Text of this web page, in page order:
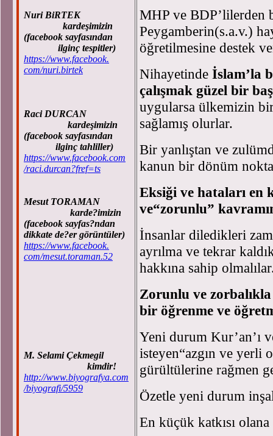
Nuri BiRTEK
kardeşimizin
(facebook sayfasından
ilginç tespitler)
https://www.facebook.
com/nuri.birtek
Raci DURCAN
kardeşimizin
(facebook sayfasından
ilginç tahliller)
https://www.facebook.com
/raci.durcan?fref=ts
Mesut TORAMAN
karde?imizin
(facebook sayfas?ndan
dikkate de?er görüntüler)
https://www.facebook.
com/mesut.toraman.52
M. Selami Çekmegil
kimdir!
http://www.biyografya.com
/biyografi/5959
MHP ve BDP’lilerden
Peygamberin(s.a.v.)
öğretilmesine destek
Nihayetinde İslam’la
çalışmak güzel bir
uygularsa ülkemizin
sağlamış olurlar.
Bir yanlıştan ve
kanun bir dönüm
Eksiği ve hataları en
ve“zorunlu”
İnsanlar diledikleri
ayrılma ve tekrar
hakkına sahip
Zorunlu ve
bir öğrenme ve
Yeni durum Kur’an’ı
isteyen“azgın ve yerli
gürültülerine rağmen
Özetle yeni durum
En küçük katkısı